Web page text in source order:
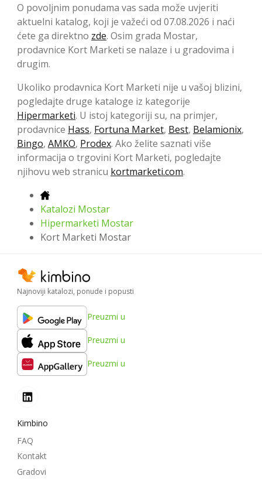
O povoljnim ponudama vas sada može uvjeriti
aktuelni katalog, koji je važeći od 07.08.2026 i naći
ćete ga direktno zde. Osim grada Mostar,
prodavnice Kort Marketi se nalaze i u gradovima i
drugim.
Ukoliko prodavnica Kort Marketi nije u vašoj blizini,
pogledajte druge kataloge iz kategorije
Hipermarketi. U istoj kategoriji su, na primjer,
prodavnice Hass, Fortuna Market, Best, Belamionix,
Bingo, AMKO, Prodex. Ako želite saznati više
informacija o trgovini Kort Marketi, pogledajte
njihovu web stranicu kortmarketi.com.
Katalozi Mostar
Hipermarketi Mostar
Kort Marketi Mostar
Najnoviji katalozi, ponude i popusti
Preuzmi u
Preuzmi u
Preuzmi u
Kimbino
FAQ
Kontakt
Gradovi